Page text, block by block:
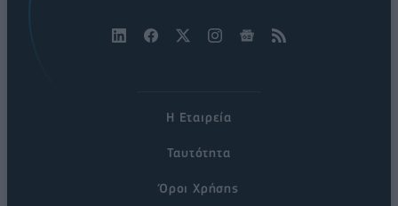
Η Εταιρεία
Ταυτότητα
Όροι Χρήσης